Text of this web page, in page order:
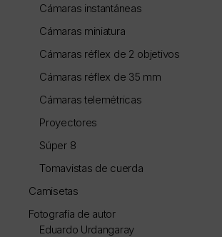
Cámaras instantáneas
Cámaras miniatura
Cámaras réflex de 2 objetivos
Cámaras réflex de 35 mm
Cámaras telemétricas
Proyectores
Súper 8
Tomavistas de cuerda
Camisetas
Fotografía de autor
Eduardo Urdangaray